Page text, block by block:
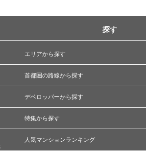
探す
エリアから探す
首都圏の路線から探す
デベロッパーから探す
特集から探す
人気マンションランキング